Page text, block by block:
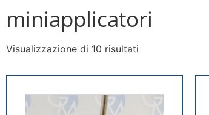
miniapplicatori
Visualizzazione di 10 risultati